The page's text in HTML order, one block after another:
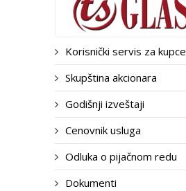
Korisnički servis za kupce
Skupština akcionara
Godišnji izveštaji
Cenovnik usluga
Odluka o pijačnom redu
Dokumenti